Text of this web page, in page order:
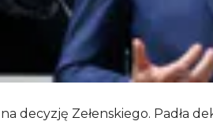
decyzję Zełenskiego. Padła